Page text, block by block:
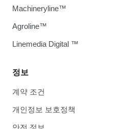
정보
계약 조건
개인정보 보호정책
안전 정보
Machineryline™
Agroline™
Linemedia Digital ™